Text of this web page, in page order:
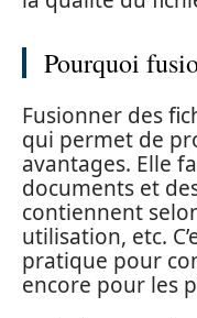
Pourquoi
Fusionner des
qui permet de
avantages. Elle
documents et
contiennent
utilisation, etc.
pratique pour
encore pour les